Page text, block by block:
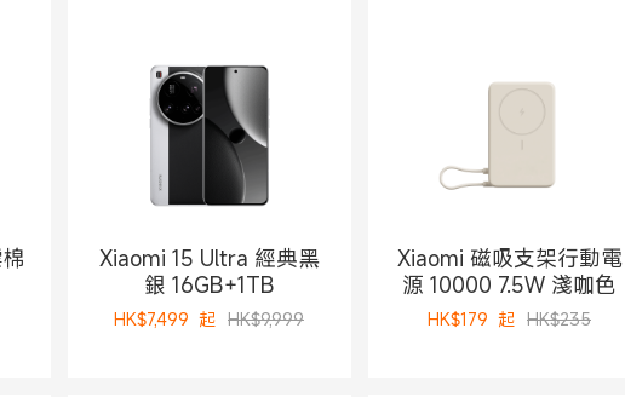
Xiaomi 15 Ultra 經典黑
銀 16GB+1TB
HK$7,499 起 HK$9,999
Xiaomi 磁吸支架行動電
源 10000 7.5W 淺咖色
HK$179 起 HK$235